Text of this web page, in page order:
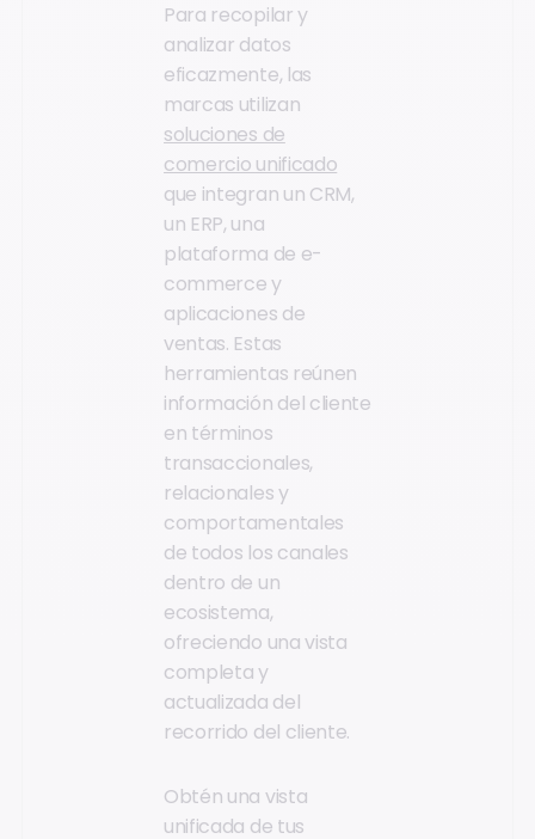
Para recopilar y
analizar datos
eficazmente, las
marcas utilizan
soluciones de
comercio unificado
que integran un CRM,
un ERP, una
plataforma de e-
commerce y
aplicaciones de
ventas. Estas
herramientas reúnen
información del cliente
en términos
transaccionales,
relacionales y
comportamentales
de todos los canales
dentro de un
ecosistema,
ofreciendo una vista
completa y
actualizada del
recorrido del cliente.
Obtén una vista
unificada de tus